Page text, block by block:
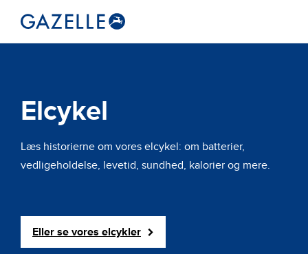
Elcykel
Læs historierne om vores elcykel: om batterier,
vedligeholdelse, levetid, sundhed, kalorier og mere.
Eller se vores elcykler